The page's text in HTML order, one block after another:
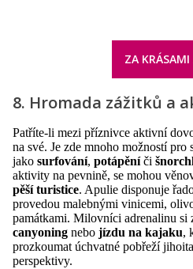
ZA KRÁSAMI
8. Hromada zážitků a
Patříte-li mezi příznivce aktivní
na své. Je zde mnoho možností
jako surfování, potápěníči
aktivity na pevnině, se mohou
pěší turistice. Apulie disponuje
provedou malebnými vinicemi,
památkami. Milovníci adrenalinu si
canyoning nebo jízdu na kajaku,
prozkoumat úchvatné pobřeží
perspektivy.